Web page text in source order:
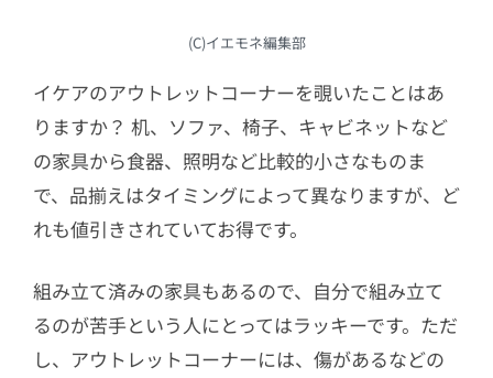
(C)イエモネ編集部
イケアのアウトレットコーナーを覗いたことはあ
りますか？ 机、ソファ、椅子、キャビネットなど
の家具から食器、照明など比較的小さなものま
で、品揃えはタイミングによって異なりますが、ど
れも値引きされていてお得です。
組み立て済みの家具もあるので、自分で組み立て
るのが苦手という人にとってはラッキーです。ただ
し、アウトレットコーナーには、傷があるなどの